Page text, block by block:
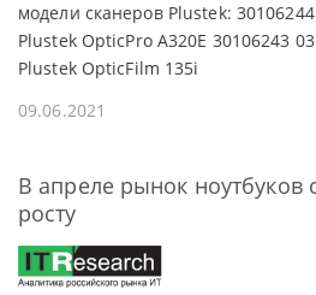
модели сканеров Plustek:
Plustek OpticPro A320E 30106243
Plustek OpticFilm 135i
09.06.2021
В апреле рынок ноутбуков
росту